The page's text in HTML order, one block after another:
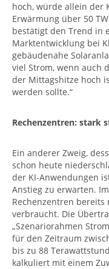
hoch, würde allein der
Erwärmung über 50
bestätigt den Trend in
Marktentwicklung bei
gebäudenahe
viel Strom, wenn auch
der Mittagshitze hoch
werden sollte.“
Rechenzentren: stark
Ein anderer Zweig,
schon heute
der KI-Anwendungen
Anstieg zu erwarten.
Rechenzentren
verbraucht. Die
„Szenariorahmen
für den Zeitraum
bis zu 88
kalkuliert mit einem